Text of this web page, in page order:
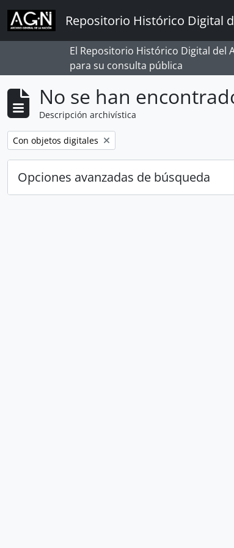
Skip to main content
Repositorio Histórico Digital
El Repositorio Histórico Digital del
para su consulta pública
No se han
Descripción archivística
Remove filter:
Con objetos digitales
Opciones avanzadas de búsqueda